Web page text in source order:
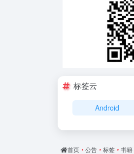
标签云
Android
首页 • 公告 • 标签 • 书籍